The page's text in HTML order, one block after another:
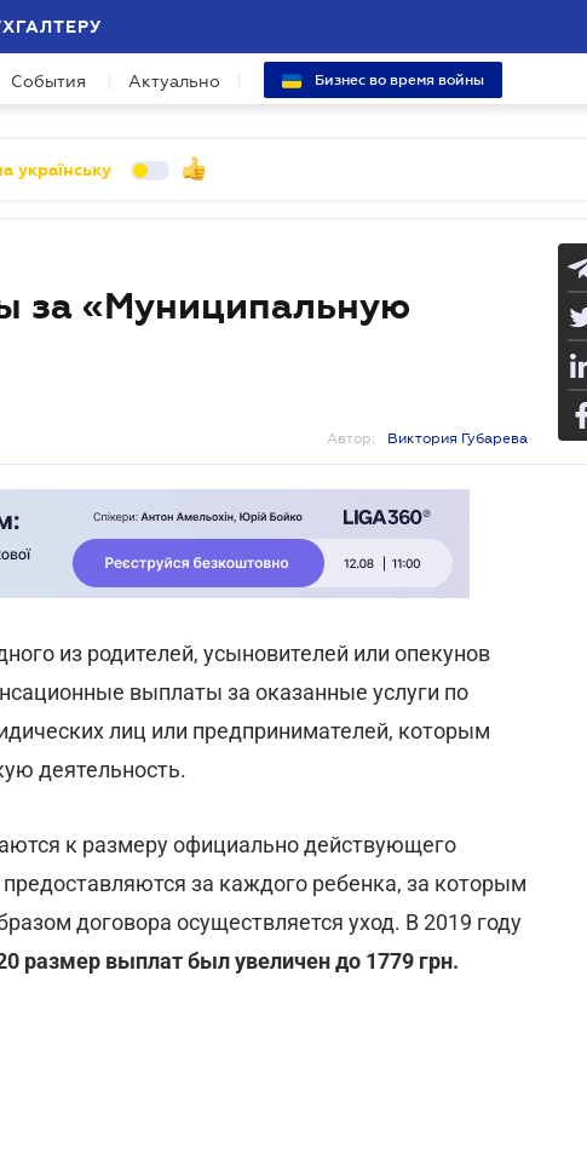
События Актуально Бизнес во время войны
українську
за «Муниципальную
Автор: Виктория Губарева
из родителей, усыновителей или опекунов
выплаты за оказанные услуги по
лиц или предпринимателей, которым
деятельность.
к размеру официально действующего
за каждого ребенка, за которым
договора осуществляется уход. В 2019 году
размер выплат был увеличен до 1779 грн.